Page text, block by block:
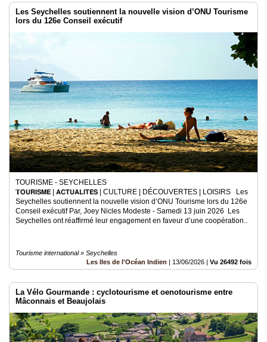
Les Seychelles soutiennent la nouvelle vision d’ONU Tourisme
lors du 126e Conseil exécutif
TOURISME - SEYCHELLES
𝐓𝗢𝗨𝗥𝗜𝗦𝗠𝗘 | 𝗔𝗖𝗧𝗨𝗔𝗟𝗜𝗧𝗘́𝗦 | CULTURE | DÉCOUVERTES | LOISIRS Les
Seychelles soutiennent la nouvelle vision d’ONU Tourisme lors du 126e
Conseil exécutif Par, Joey Nicles Modeste - Samedi 13 juin 2026 Les
Seychelles ont réaffirmé leur engagement en faveur d’une coopération..
Tourisme international » Seychelles
Les Iles de l'Océan Indien | 13/06/2026 | Vu 26492 fois
La Vélo Gourmande : cyclotourisme et oenotourisme entre
Mâconnais et Beaujolais